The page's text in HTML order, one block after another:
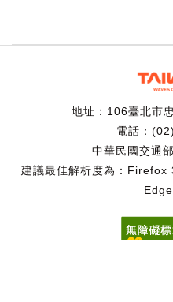
地址：106臺北市
電話：
中華民國交通
建議最佳解析度為：Firefox